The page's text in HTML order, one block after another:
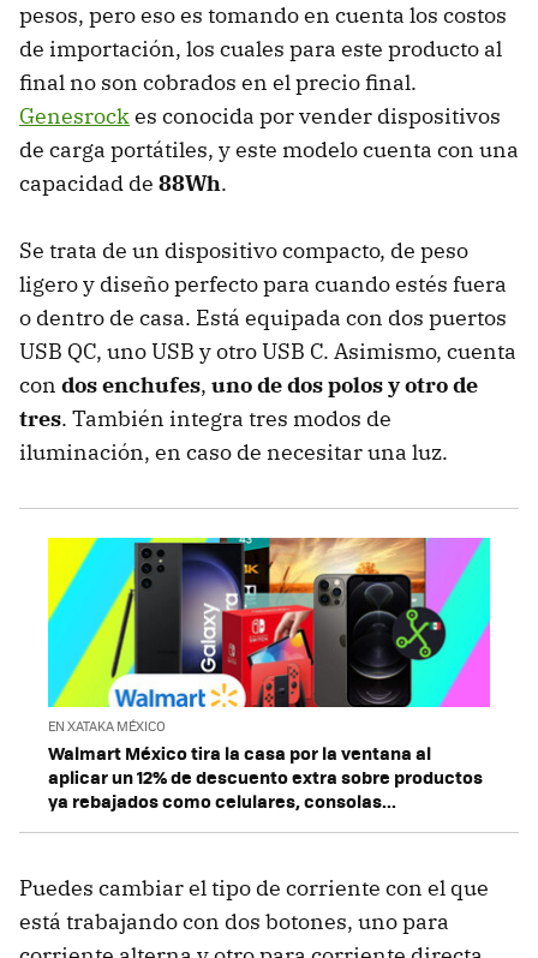
pesos, pero eso es tomando en cuenta los costos
de importación, los cuales para este producto al
final no son cobrados en el precio final.
Genesrockes conocida por vender dispositivos
de carga portátiles, y este modelo cuenta con una
capacidad de 88Wh.
Se trata de un dispositivo compacto, de peso
ligero y diseño perfecto para cuando estés fuera
o dentro de casa. Está equipada con dos puertos
USB QC, uno USB y otro USB C. Asimismo, cuenta
con dos enchufes, uno de dos polos y otro de
tres. También integra tres modos de
iluminación, en caso de necesitar una luz.
EN XATAKA MÉXICO
Walmart México tira la casa por la ventana al
aplicar un 12% de descuento extra sobre productos
ya rebajados como celulares, consolas...
Puedes cambiar el tipo de corriente con el que
está trabajando con dos botones, uno para